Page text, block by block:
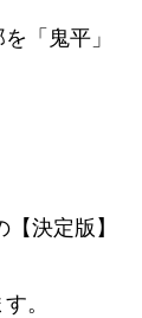
「鬼平」
決定版】
。